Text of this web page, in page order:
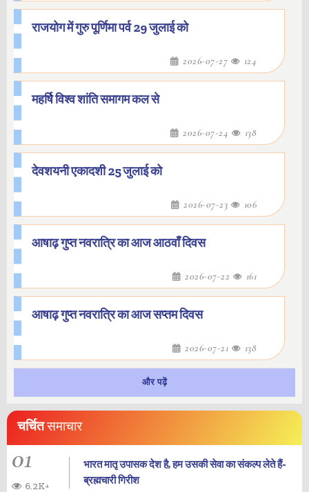
राजयोग में गुरु पूर्णिमा पर्व 29 जुलाई को
2026-07-27 124
महर्षि विश्व शांति समागम कल से
2026-07-24 138
देवशयनी एकादशी 25 जुलाई को
2026-07-23 106
आषाढ़ गुप्त नवरात्रि का आज आठवाँ दिवस
2026-07-22 161
आषाढ़ गुप्त नवरात्रि का आज सप्तम दिवस
2026-07-21 138
और पढ़ें
चर्चितसमाचार
01
भारत मातृ उपासक देश है, हम उसकी सेवा का संकल्प लेते हैं-
ब्रह्मचारी गिरीश
6.2K+